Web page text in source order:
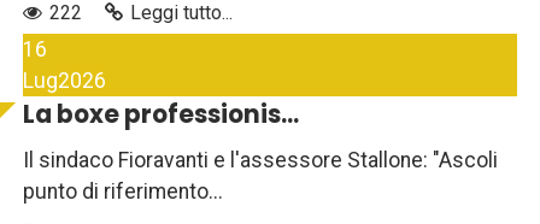
222
Leggi tutto...
16
Lug2026
La boxe professionis...
Il sindaco Fioravanti e l'assessore Stallone: "Ascoli
punto di riferimento...